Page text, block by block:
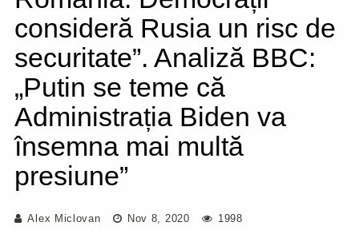
consideră Rusia un risc de
securitate”. Analiză BBC:
„Putin se teme că
Administrația Biden va
însemna mai multă
presiune”
Alex Miclovan Nov 8, 2020 1998